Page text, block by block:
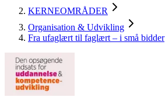
KERNEOMRÅDER
Organisation & Udvikling
Fra ufaglært til faglært – i små bidder